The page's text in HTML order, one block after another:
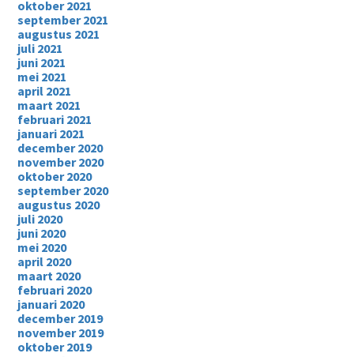
oktober 2021
september 2021
augustus 2021
juli 2021
juni 2021
mei 2021
april 2021
maart 2021
februari 2021
januari 2021
december 2020
november 2020
oktober 2020
september 2020
augustus 2020
juli 2020
juni 2020
mei 2020
april 2020
maart 2020
februari 2020
januari 2020
december 2019
november 2019
oktober 2019